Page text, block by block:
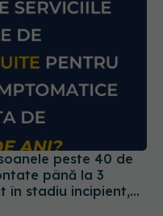
peste 40 de
până la 3
în stadiu incipient,